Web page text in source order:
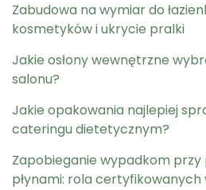
Zabudowa na wymiar do
kosmetyków i ukrycie pralki
Jakie osłony wewnętrzne
salonu?
Jakie opakowania najlepiej
cateringu dietetycznym?
Zapobieganie wypadkom przy
płynami: rola certyfikowanych